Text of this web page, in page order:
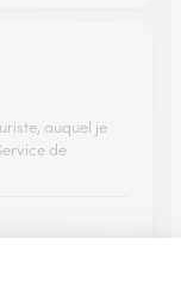
auquel je
de
Trustpilot.